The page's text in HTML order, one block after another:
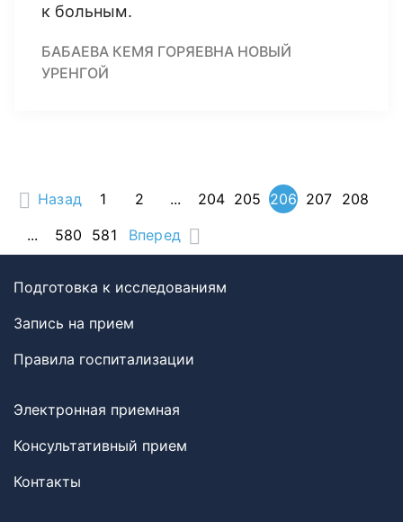
к больным.
БАБАЕВА КЕМЯ ГОРЯЕВНА НОВЫЙ
УРЕНГОЙ
Назад 1 2 ... 204 205 206 207 208
...
580 581 Вперед
Подготовка к исследованиям
Запись на прием
Правила госпитализации
Электронная приемная
Консультативный прием
Контакты